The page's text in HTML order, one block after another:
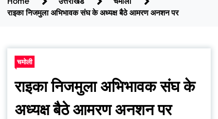
राइका निजमुला अभिभावक संघ के अध्यक्ष बैठे आमरण अनशन पर
चमोली
राइका निजमुला अभिभावक संघ के
अध्यक्ष बैठे आमरण अनशन पर